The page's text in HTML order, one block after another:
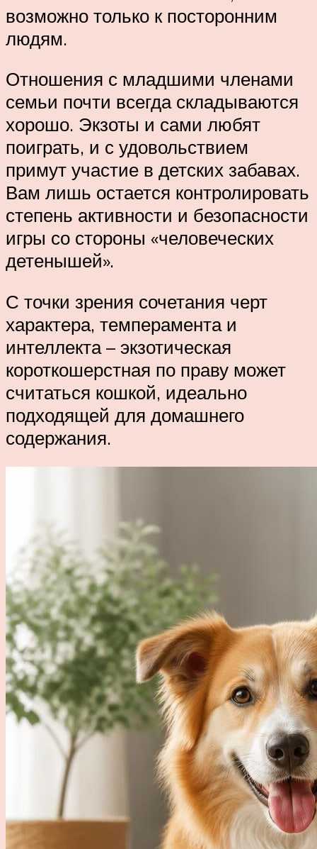
возможно только к посторонним
людям.
Отношения с младшими членами
семьи почти всегда складываются
хорошо. Экзоты и сами любят
поиграть, и с удовольствием
примут участие в детских забавах.
Вам лишь остается контролировать
степень активности и безопасности
игры со стороны «человеческих
детенышей».
С точки зрения сочетания черт
характера, темперамента и
интеллекта – экзотическая
короткошерстная по праву может
считаться кошкой, идеально
подходящей для домашнего
содержания.